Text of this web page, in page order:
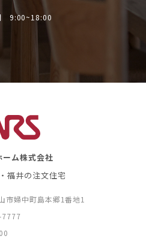
9:00~18:00
ーム株式会社
福井の注文住宅
市婦中町島本郷1番地1